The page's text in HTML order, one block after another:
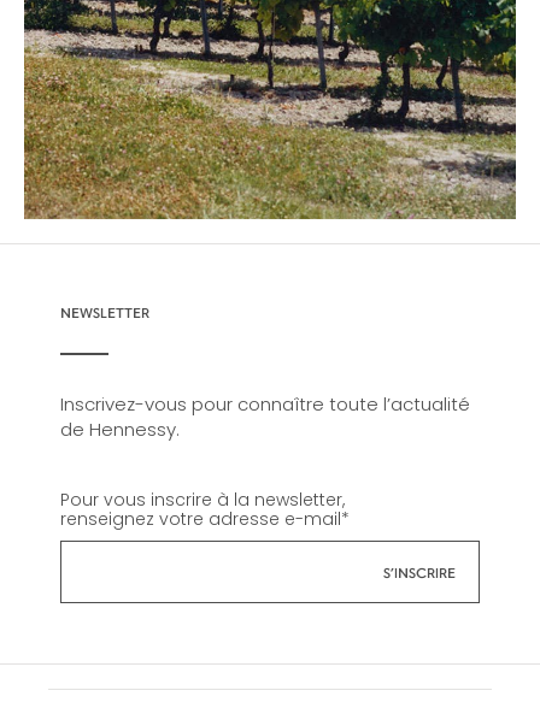
NEWSLETTER
Inscrivez-vous pour connaître toute l’actualité
de Hennessy.
Pour vous inscrire à la newsletter,
renseignez votre adresse e-mail*